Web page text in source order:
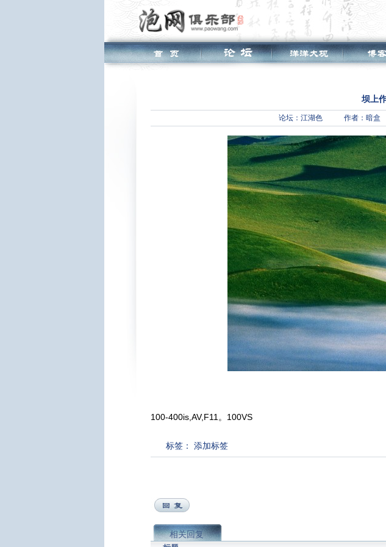
坝上
论坛： 江湖色 作者：暗盒
100-400is,AV,F11。100VS
标签： 添加标签
相关回复